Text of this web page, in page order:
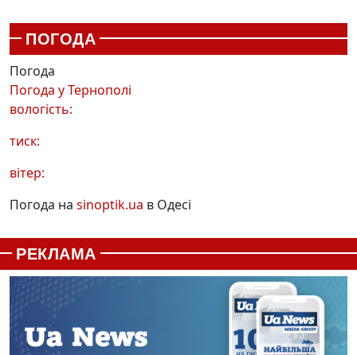
ПОГОДА
Погода
Погода уТернополі
вологість:
тиск:
вітер:
Погода на sinoptik.ua в Одесі
РЕКЛАМА